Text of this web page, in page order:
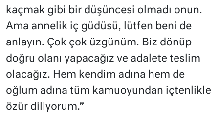
kaçmak gibi bir düşüncesi olmadı onun.
Ama annelik iç güdüsü, lütfen beni de
anlayın. Çok çok üzgünüm. Biz dönüp
doğru olanı yapacağız ve adalete teslim
olacağız. Hem kendim adına hem de
oğlum adına tüm kamuoyundan içtenlikle
özür diliyorum.”